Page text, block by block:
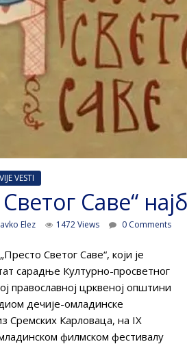
VESTI
Саве“
Elez 1472 Views 0 Comments
Светог Саве“, који је
сарадње Културно-просветног
православној црквеној општини
дечије-омладинске
Сремских Карловаца, на IX
филмском фестивалу